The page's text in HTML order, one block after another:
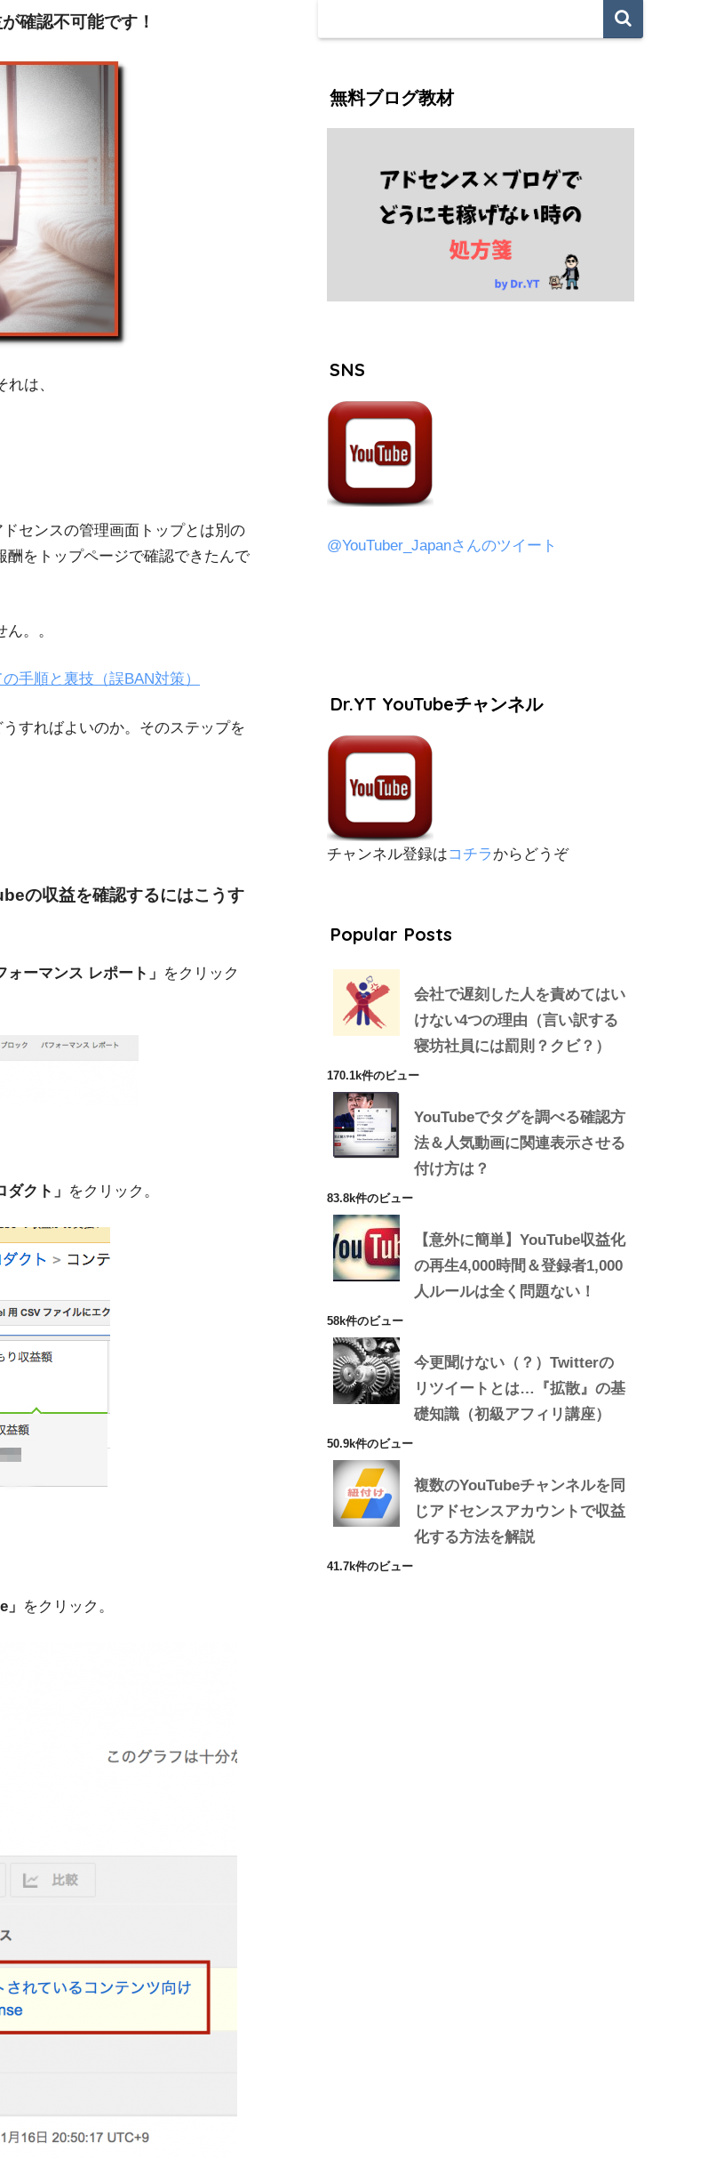
確認不可能です！
は、
センスの管理画面トップとは別の
をトップページで確認できたんで
。。
手順と裏技（誤BAN対策）
すればよいのか。そのステップを
の収益を確認するにはこうす
ォーマンス レポート」 をクリック
ダクト」 をクリック。
をクリック。
無料ブログ教材
SNS
@YouTuber_Japanさんのツイート
Dr.YT YouTubeチャンネル
チャンネル登録はコチラ からどうぞ
Popular Posts
会社で遅刻した人を責めてはい
けない4つの理由（言い訳する
寝坊社員には罰則？クビ？）
170.1k件のビュー
YouTubeでタグを調べる確認方
法＆人気動画に関連表示させる
付け方は？
83.8k件のビュー
【意外に簡単】YouTube収益化
の再生4,000時間＆登録者1,000
人ルールは全く問題ない！
58k件のビュー
今更聞けない（？）Twitterの
リツイートとは…『拡散』の基
礎知識（初級アフィリ講座）
50.9k件のビュー
複数のYouTubeチャンネルを同
じアドセンスアカウントで収益
化する方法を解説
41.7k件のビュー